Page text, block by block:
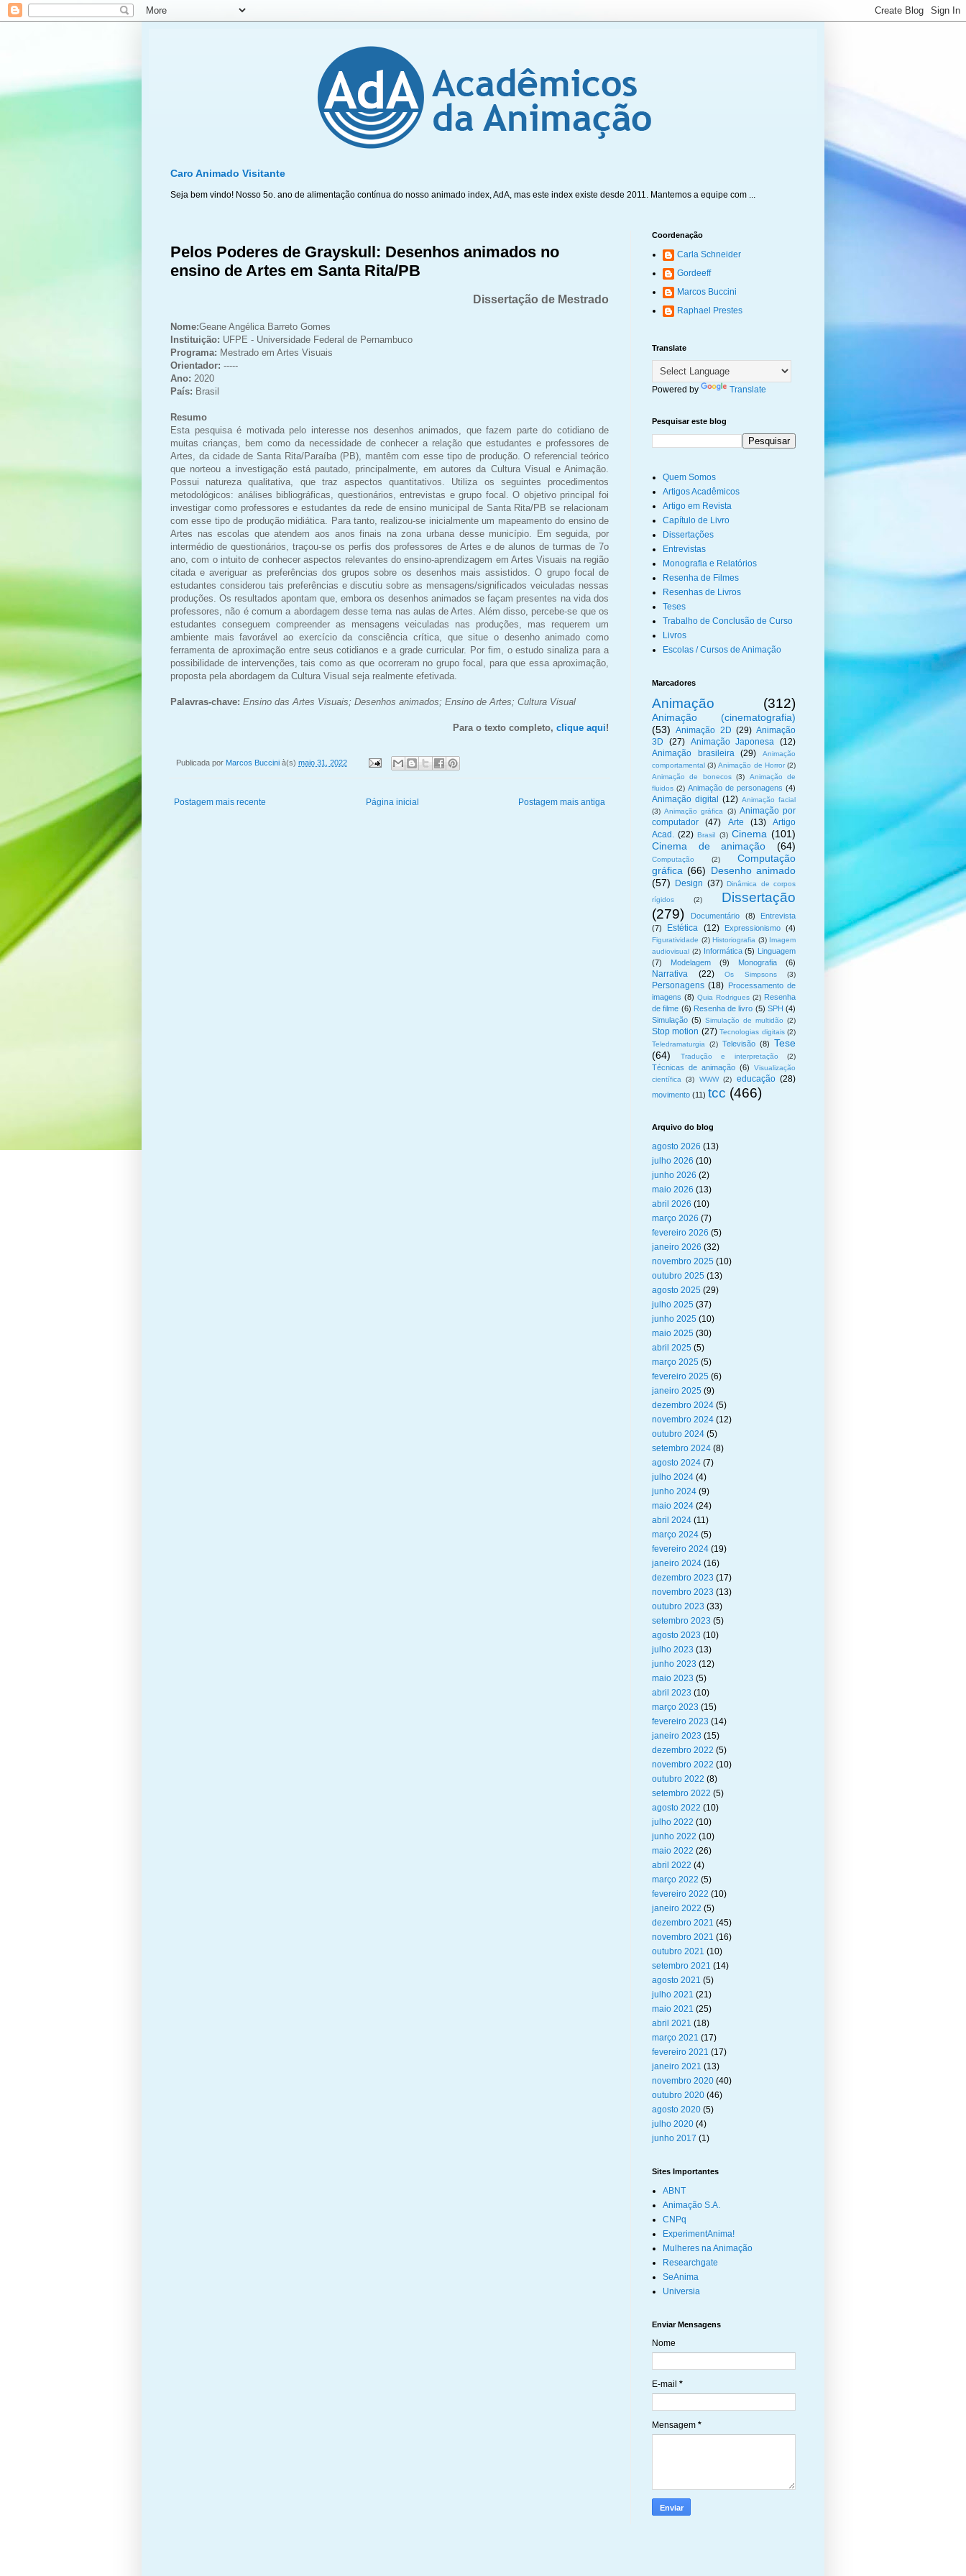
Caro Animado Visitante
Seja bem vindo! Nosso 5o. ano de alimentação contínua do nosso animado index, AdA, mas este index existe desde 2011. Mantemos a equipe com ...
Pelos Poderes de Grayskull: Desenhos animados no
ensino de Artes em Santa Rita/PB
Dissertação de Mestrado
Nome:Geane Angélica Barreto Gomes
Instituição: UFPE - Universidade Federal de Pernambuco
Programa: Mestrado em Artes Visuais
Orientador: -----
Ano: 2020
País: Brasil
Resumo
Esta pesquisa é motivada pelo interesse nos desenhos animados, que fazem parte do cotidiano de
muitas crianças, bem como da necessidade de conhecer a relação que estudantes e professores de
Artes, da cidade de Santa Rita/Paraíba (PB), mantêm com esse tipo de produção. O referencial teórico
que norteou a investigação está pautado, principalmente, em autores da Cultura Visual e Animação.
Possui natureza qualitativa, que traz aspectos quantitativos. Utiliza os seguintes procedimentos
metodológicos: análises bibliográficas, questionários, entrevistas e grupo focal. O objetivo principal foi
investigar como professores e estudantes da rede de ensino municipal de Santa Rita/PB se relacionam
com esse tipo de produção midiática. Para tanto, realizou-se inicialmente um mapeamento do ensino de
Artes nas escolas que atendem aos anos finais na zona urbana desse município. Em seguida, por
intermédio de questionários, traçou-se os perfis dos professores de Artes e de alunos de turmas de 7o
ano, com o intuito de conhecer aspectos relevantes do ensino-aprendizagem em Artes Visuais na região
citada e averiguar as preferências dos grupos sobre os desenhos mais assistidos. O grupo focal de
estudantes considerou tais preferências e discutiu sobre as mensagens/significados veiculadas nessas
produções. Os resultados apontam que, embora os desenhos animados se façam presentes na vida dos
professores, não é comum a abordagem desse tema nas aulas de Artes. Além disso, percebe-se que os
estudantes conseguem compreender as mensagens veiculadas nas produções, mas requerem um
ambiente mais favorável ao exercício da consciência crítica, que situe o desenho animado como
ferramenta de aproximação entre seus cotidianos e a grade curricular. Por fim, o estudo sinaliza para a
possibilidade de intervenções, tais como as que ocorreram no grupo focal, para que essa aproximação,
proposta pela abordagem da Cultura Visual seja realmente efetivada.
Palavras-chave: Ensino das Artes Visuais; Desenhos animados; Ensino de Artes; Cultura Visual
Para o texto completo, clique aqui!
Publicada por Marcos Buccini à(s) maio 31, 2022
Postagem mais recente Postagem mais antiga
Página inicial
Coordenação
Carla Schneider
Gordeeff
Marcos Buccini
Raphael Prestes
Translate
Powered by Translate
Pesquisar este blog
Quem Somos
Artigos Acadêmicos
Artigo em Revista
Capítulo de Livro
Dissertações
Entrevistas
Monografia e Relatórios
Resenha de Filmes
Resenhas de Livros
Teses
Trabalho de Conclusão de Curso
Livros
Escolas / Cursos de Animação
Marcadores
Animação (312)
Animação (cinematografia)
(53) Animação 2D (29) Animação
3D
(27) Animação Japonesa (12)
Animação brasileira
(29)
Animação
comportamental (3) Animação de Horror (2)
Animação de bonecos (3)
Animação de
fluidos (2) Animação de personagens (4)
Animação digital (12) Animação facial
(3) Animação gráfica (3) Animação por
computador
(47) Arte (13)
Artigo
Acad. (22) Brasil (3) Cinema (101)
Cinema de animação
(64)
Computação (2)
Computação
gráfica (66) Desenho animado
(57)
Design (37) Dinâmica de corpos
rígidos
(2)
Dissertação
(279)
Documentário (8)
Entrevista
(7)
Estética (12) Expressionismo (4)
Figuratividade (2) Historiografia (3) Imagem
audiovisual (2) Informática (5) Linguagem
(7)
Modelagem (9) Monografia (6)
Narrativa (22) Os Simpsons (3)
Personagens (18) Processamento de
imagens (8) Quia Rodrigues (2) Resenha
de filme (6) Resenha de livro (5) SPH (4)
Simulação (5) Simulação de multidão (2)
Stop motion (27) Tecnologias digitais (2)
Teledramaturgia
(2) Televisão (8) Tese
(64)
Tradução e interpretação (2)
Técnicas de animação (6)
Visualização
científica
(3) WWW (2) educação (28)
movimento (11) tcc (466)
Arquivo do blog
agosto 2026 (13)
julho 2026 (10)
junho 2026 (2)
maio 2026 (13)
abril 2026 (10)
março 2026 (7)
fevereiro 2026 (5)
janeiro 2026 (32)
novembro 2025 (10)
outubro 2025 (13)
agosto 2025 (29)
julho 2025 (37)
junho 2025 (10)
maio 2025 (30)
abril 2025 (5)
março 2025 (5)
fevereiro 2025 (6)
janeiro 2025 (9)
dezembro 2024 (5)
novembro 2024 (12)
outubro 2024 (5)
setembro 2024 (8)
agosto 2024 (7)
julho 2024 (4)
junho 2024 (9)
maio 2024 (24)
abril 2024 (11)
março 2024 (5)
fevereiro 2024 (19)
janeiro 2024 (16)
dezembro 2023 (17)
novembro 2023 (13)
outubro 2023 (33)
setembro 2023 (5)
agosto 2023 (10)
julho 2023 (13)
junho 2023 (12)
maio 2023 (5)
abril 2023 (10)
março 2023 (15)
fevereiro 2023 (14)
janeiro 2023 (15)
dezembro 2022 (5)
novembro 2022 (10)
outubro 2022 (8)
setembro 2022 (5)
agosto 2022 (10)
julho 2022 (10)
junho 2022 (10)
maio 2022 (26)
abril 2022 (4)
março 2022 (5)
fevereiro 2022 (10)
janeiro 2022 (5)
dezembro 2021 (45)
novembro 2021 (16)
outubro 2021 (10)
setembro 2021 (14)
agosto 2021 (5)
julho 2021 (21)
maio 2021 (25)
abril 2021 (18)
março 2021 (17)
fevereiro 2021 (17)
janeiro 2021 (13)
novembro 2020 (40)
outubro 2020 (46)
agosto 2020 (5)
julho 2020 (4)
junho 2017 (1)
Sites Importantes
ABNT
Animação S.A.
CNPq
ExperimentAnima!
Mulheres na Animação
Researchgate
SeAnima
Universia
Enviar Mensagens
Nome
E-mail *
Mensagem *